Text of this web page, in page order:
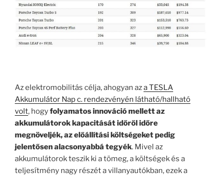
Az elektromobilitás célja, ahogyan aza TESLA
Akkumulátor Nap c. rendezvényén látható/hallható
volt, hogyfolyamatos innováció mellett az
akkumulátorok kapacitását időről időre
megnöveljék, az előállítási költségeket pedig
jelentősen alacsonyabbá tegyék. Mivel az
akkumulátorok teszik ki a tömeg, a költségek és a
teljesítmény nagy részét a villanyautókban, ezek a